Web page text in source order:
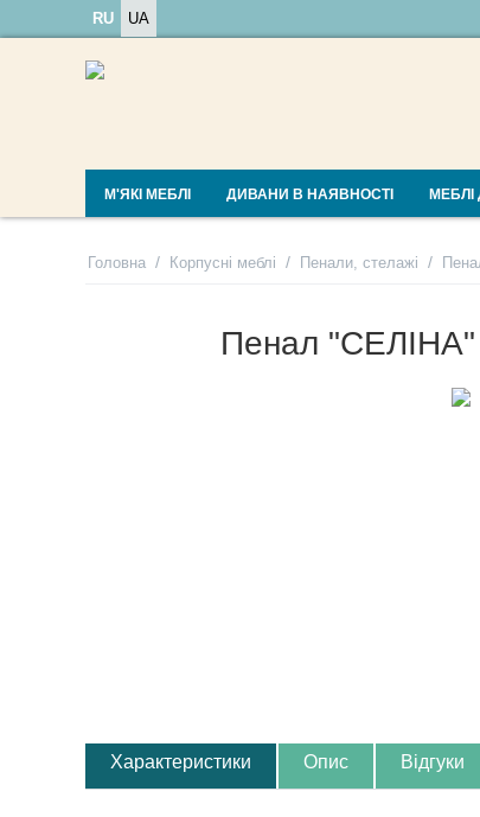
RU UA
М'ЯКІ МЕБЛІ ДИВАНИ В НАЯВНОСТІ
Головна / Корпусні меблі / Пенали, стелажі /
Пенал
Характеристики Опис Відгуки